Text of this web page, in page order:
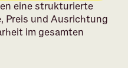
eine strukturierte
Preis und Ausrichtung
im gesamten